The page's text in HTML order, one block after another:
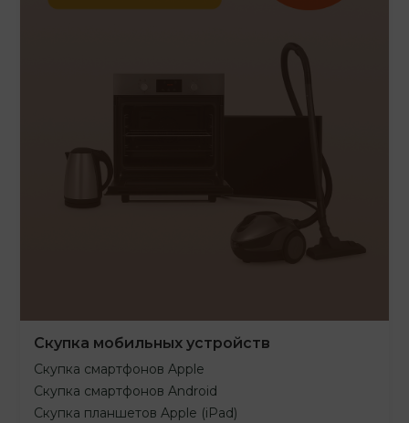
Скупка мобильных устройств
Скупка смартфонов Apple
Скупка смартфонов Android
Скупка планшетов Apple (iPad)